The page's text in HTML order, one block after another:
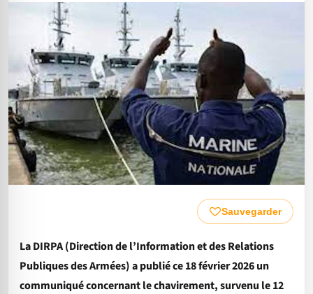
Sauvegarder
La DIRPA (Direction de l’Information et des Relations
Publiques des Armées) a publié ce 18 février 2026 un
communiqué concernant le chavirement, survenu le 12